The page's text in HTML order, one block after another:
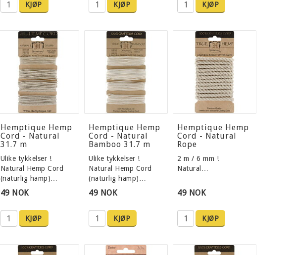
KJØP KJØP KJØP
Hemptique Hemp
Cord - Natural
31.7 m
Ulike tykkelser !
Natural Hemp Cord
(naturlig hamp)…
49 NOK
KJØP
Hemptique Hemp
Cord - Natural
Bamboo 31.7 m
Ulike tykkelser !
Natural Hemp Cord
(naturlig hamp)…
49 NOK
KJØP
Hemptique Hemp
Cord - Natural
Rope
2 m / 6 mm !
Natural…
49 NOK
KJØP